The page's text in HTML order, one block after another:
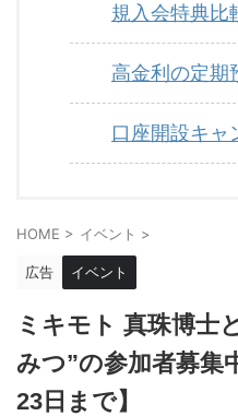
規入会特典比
高金利の定期
口座開設キャ
HOME > イベント >
広告 イベント
ミキモト 真珠博士
みつ”の参加者募集
23日まで】